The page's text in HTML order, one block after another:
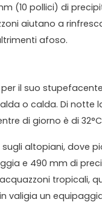
(10 pollici) di
aiutano a
afoso.
il suo
o calda. Di notte
di giorno è di
altopiani, dove
e 490 mm di
tropicali,
valigia un